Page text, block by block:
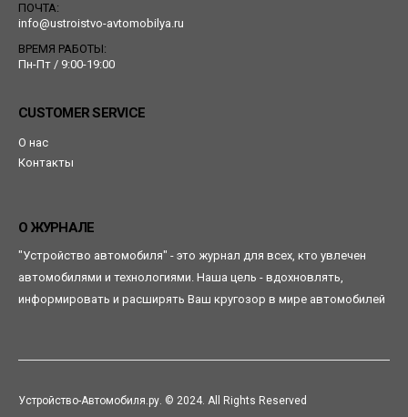
ПОЧТА:
info@ustroistvo-avtomobilya.ru
ВРЕМЯ РАБОТЫ:
Пн-Пт / 9:00-19:00
CUSTOMER SERVICE
О нас
Контакты
О ЖУРНАЛЕ
"Устройство автомобиля" - это журнал для всех, кто увлечен
автомобилями и технологиями. Наша цель - вдохновлять,
информировать и расширять Ваш кругозор в мире автомобилей
Устройство-Автомобиля.ру. © 2024. All Rights Reserved